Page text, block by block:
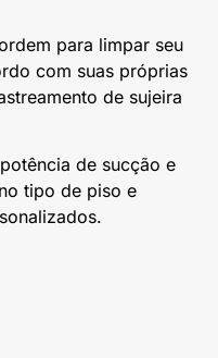
para limpar seu
com suas próprias
de sujeira
de sucção e
tipo de piso e